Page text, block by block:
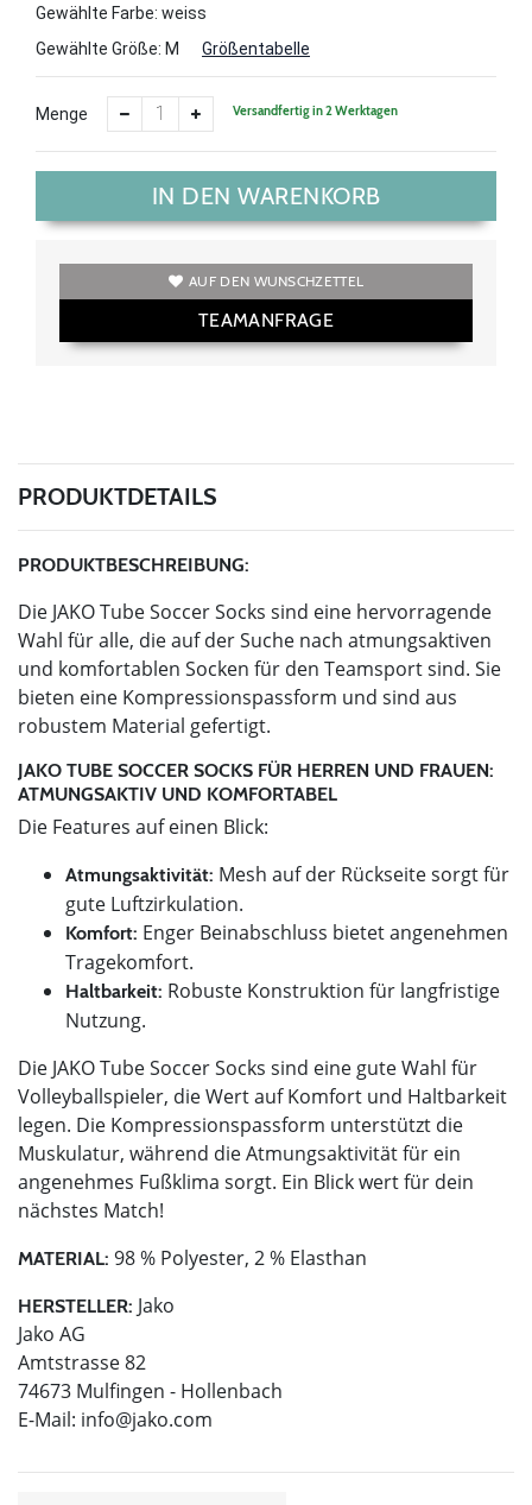
Gewählte Farbe: weiss
Gewählte Größe: M Größentabelle
Menge Versandfertig in 2 Werktagen
IN DEN WARENKORB
AUF DEN WUNSCHZETTEL
TEAMANFRAGE
PRODUKTDETAILS
PRODUKTBESCHREIBUNG:
Die JAKO Tube Soccer Socks sind eine hervorragende
Wahl für alle, die auf der Suche nach atmungsaktiven
und komfortablen Socken für den Teamsport sind. Sie
bieten eine Kompressionspassform und sind aus
robustem Material gefertigt.
JAKO TUBE SOCCER SOCKS FÜR HERREN UND FRAUEN:
ATMUNGSAKTIV UND KOMFORTABEL
Die Features auf einen Blick:
Atmungsaktivität: Mesh auf der Rückseite sorgt für
gute Luftzirkulation.
Komfort: Enger Beinabschluss bietet angenehmen
Tragekomfort.
Haltbarkeit: Robuste Konstruktion für langfristige
Nutzung.
Die JAKO Tube Soccer Socks sind eine gute Wahl für
Volleyballspieler, die Wert auf Komfort und Haltbarkeit
legen. Die Kompressionspassform unterstützt die
Muskulatur, während die Atmungsaktivität für ein
angenehmes Fußklima sorgt. Ein Blick wert für dein
nächstes Match!
MATERIAL: 98 % Polyester, 2 % Elasthan
HERSTELLER: Jako
Jako AG
Amtstrasse 82
74673 Mulfingen - Hollenbach
E-Mail: info@jako.com